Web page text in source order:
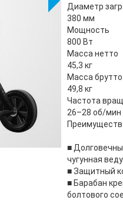
Диаметр
380 мм
Мощность
800 Вт
Масса нетто
45,3 кг
Масса брутто
49,8 кг
Частота
26–28 об/мин
■
чугунная
■ Защитный
■ Барабан
болтового